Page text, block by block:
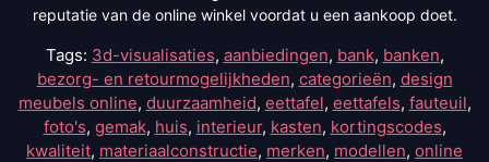
reputatie van de online winkel voordat u een aankoop doet.
Tags: 3d-visualisaties, aanbiedingen, bank, banken,
bezorg- en retourmogelijkheden, categorieën, design
meubels online, duurzaamheid, eettafel, eettafels, fauteuil,
foto's, gemak, huis, interieur, kasten, kortingscodes,
kwaliteit, materiaalconstructie, merken, modellen, online